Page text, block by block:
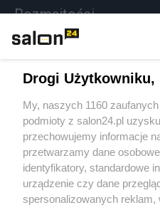
Rozmaitości
Sport
Społeczeństwo
Kultura
Drogi Użytkowniku,
My, naszych 1160
podmioty z salon24.pl
przechowujemy informacje
przetwarzamy dane
identyfikatory, standardowe
urządzenie czy dane
spersonalizowanych